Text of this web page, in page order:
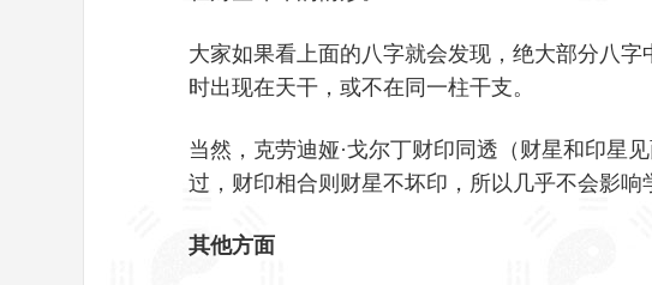
大家如果看上面的八字就会发现，绝大部分八
时出现在天干，或不在同一柱干支。
当然，克劳迪娅·戈尔丁财印同透（财星和印星
过，财印相合则财星不坏印，所以几乎不会影响
其他方面